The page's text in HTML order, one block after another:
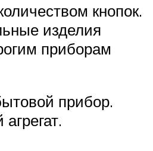
кнопок.
изделия
приборам
прибор.